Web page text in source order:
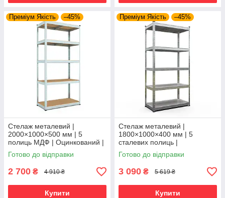
Преміум Якість –45%
Стелаж металевий |
2000×1000×500 мм | 5
полиць МДФ | Оцинкований |
Бюджет ОМ | 150 кг/полицю |
збірний для гаража, складу
та
Готово до відправки
2 700 ₴ 4 910 ₴
Купити
Преміум Якість –45%
Стелаж металевий |
1800×1000×400 мм | 5
сталевих полиць |
Оцинкований | Бюджет ОС |
150 кг/полицю | збірний для
гаража, складу та
Готово до відправки
3 090 ₴ 5 619 ₴
Купити